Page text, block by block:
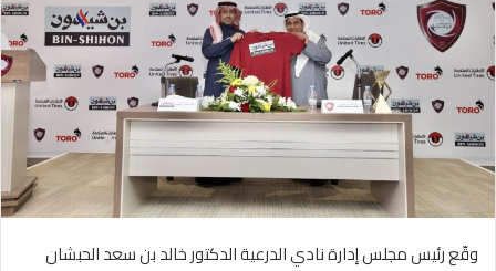
د
ا
إ
ل
ك
ر
و
ن
وقّع رئيس مجلس إدارة نادي الدرعية الدكتور خالد بن سعد الحبشان